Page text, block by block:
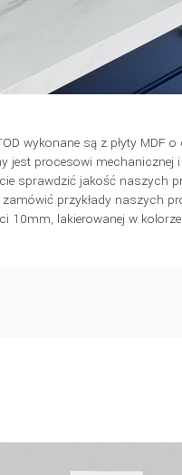
wykonane są z płyty MDF
jest procesowi
sprawdzić jakość naszych
zamówić przykłady naszych
10mm, lakierowanej w